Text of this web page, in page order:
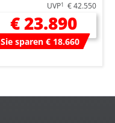
UVP1 € 42.550
€ 23.890
Sie sparen € 18.660